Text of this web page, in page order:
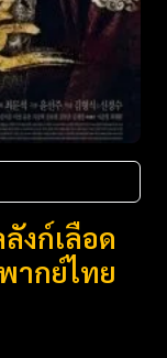
งก์เลือด
ากย์ไทย